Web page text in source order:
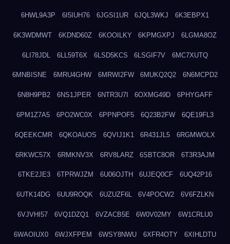
6HWL9A3P 6I5IUH76 6JGSI1UR 6JQL3WKJ 6K3EBPX1
6K3WDMWT 6KDND60Z 6KOOILKY 6KPMGXPJ 6LGMA8OZ
6LI78JDL 6LL59T6X 6LSD5KCS 6LSGIF7V 6MC7XUTQ
6MNBISNE 6MRU4GHW 6MRWI2FW 6MUKQ2Q2 6N6MCPD2
6N8H9PB2 6NS1JPER 6NTR3U7I 6OXMG49D 6PHYGAFF
6PM1Z7A5 6PO2WC0X 6PPNPOF5 6Q23B2FW 6QE19FL3
6QEEKCMR 6QKOAUOS 6QVIJ1K1 6R431JL5 6RGMWOLX
6RKWC57X 6RMKNV3X 6RV8LARZ 6SBTC8OR 6T3R3AJM
6TKE2JE3 6TPRWJZM 6U06OJTH 6UJEQ0CF 6UQ42P16
6UTK14DG 6UU9ROQK 6UZUZF6L 6V4POCW2 6V6FZLKN
6VJVHI57 6VQ1DZQ1 6VZACB5E 6W0V02MY 6W1CRLU0
6WAOIUX0 6WJXFPEM 6WSY8NWU 6XFR4OTY 6XIHLDTU